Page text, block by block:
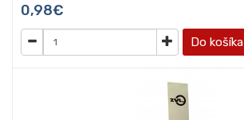
0,98€
Do košíka